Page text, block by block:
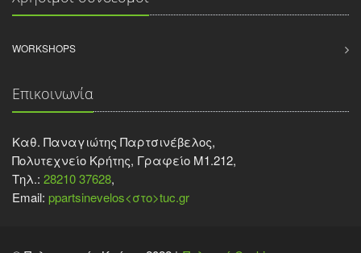
WORKSHOPS
Επικοινωνία
Καθ. Παναγιώτης Παρτσινέβελος,
Πολυτεχνείο Κρήτης, Γραφείο Μ1.212,
Τηλ.: 28210 37628,
Email: ppartsinevelos<στο>tuc.gr